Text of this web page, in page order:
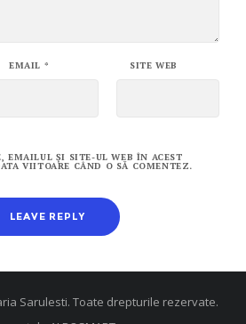
EMAIL * SITE WEB
EMAILUL ȘI SITE-UL WEB ÎN ACEST
VIITOARE CÂND O SĂ COMENTEZ.
Sarulesti. Toate drepturile rezervate.